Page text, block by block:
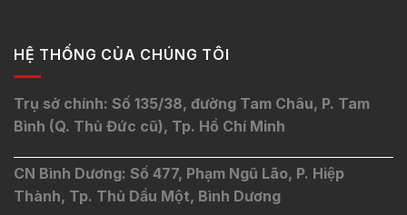
HỆ THỐNG CỦA CHÚNG TÔI
Trụ sở chính: Số 135/38, đường Tam Châu, P. Tam
Bình (Q. Thủ Đức cũ), Tp. Hồ Chí Minh
CN Bình Dương: Số 477, Phạm Ngũ Lão, P. Hiệp
Thành, Tp. Thủ Dầu Một, Bình Dương